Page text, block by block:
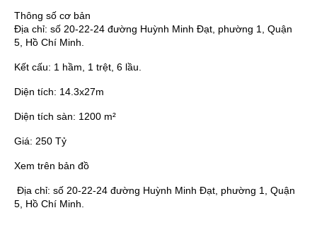
Thông số cơ bản
Địa chỉ: số 20-22-24 đường Huỳnh Minh Đạt, phường 1, Quận
5, Hồ Chí Minh.
Kết cấu: 1 hầm, 1 trệt, 6 lầu.
Diện tích: 14.3x27m
Diện tích sàn: 1200 m²
Giá: 250 Tỷ
Xem trên bản đồ
Địa chỉ: số 20-22-24 đường Huỳnh Minh Đạt, phường 1, Quận
5, Hồ Chí Minh.